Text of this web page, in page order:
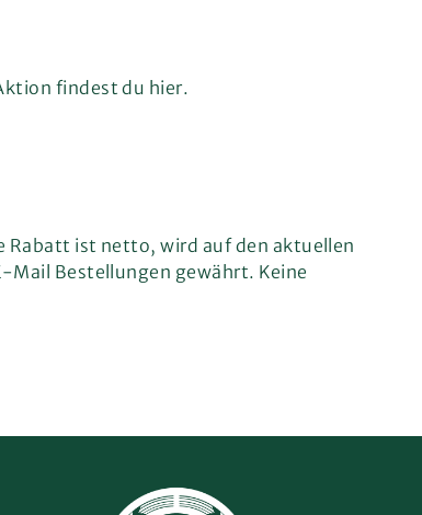
findest du hier.
Rabatt ist netto, wird auf den aktuellen
Mail Bestellungen gewährt. Keine